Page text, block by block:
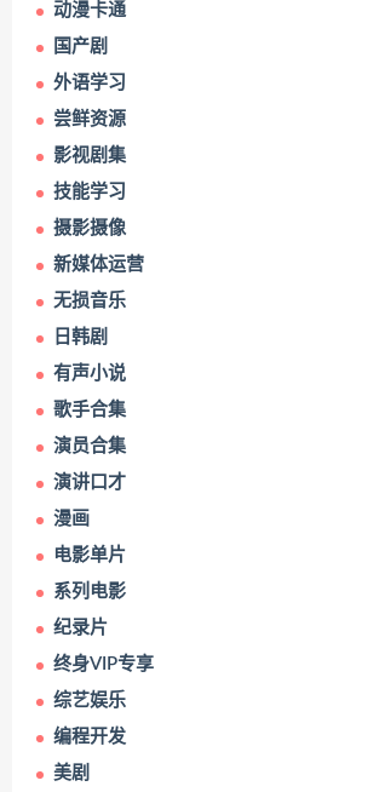
动漫卡通
国产剧
外语学习
尝鲜资源
影视剧集
技能学习
摄影摄像
新媒体运营
无损音乐
日韩剧
有声小说
歌手合集
演员合集
演讲口才
漫画
电影单片
系列电影
纪录片
终身VIP专享
综艺娱乐
编程开发
美剧